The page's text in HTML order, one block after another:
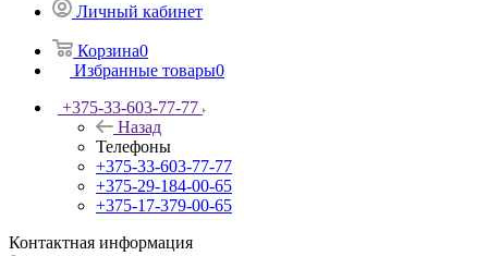
Личный кабинет
Корзина0
Избранные товары0
+375-33-603-77-77
Назад
Телефоны
+375-33-603-77-77
+375-29-184-00-65
+375-17-379-00-65
Контактная информация